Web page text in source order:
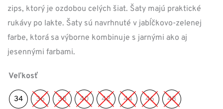
zips, ktorý je ozdobou celých šiat. Šaty majú praktické
rukávy po lakte. Šaty sú navrhnuté v jabĺčkovo-zelenej
farbe, ktorá sa výborne kombinuje s jarnými ako aj
jesennými farbami.
Veľkosť
34 36 38 40 42 44 46 48